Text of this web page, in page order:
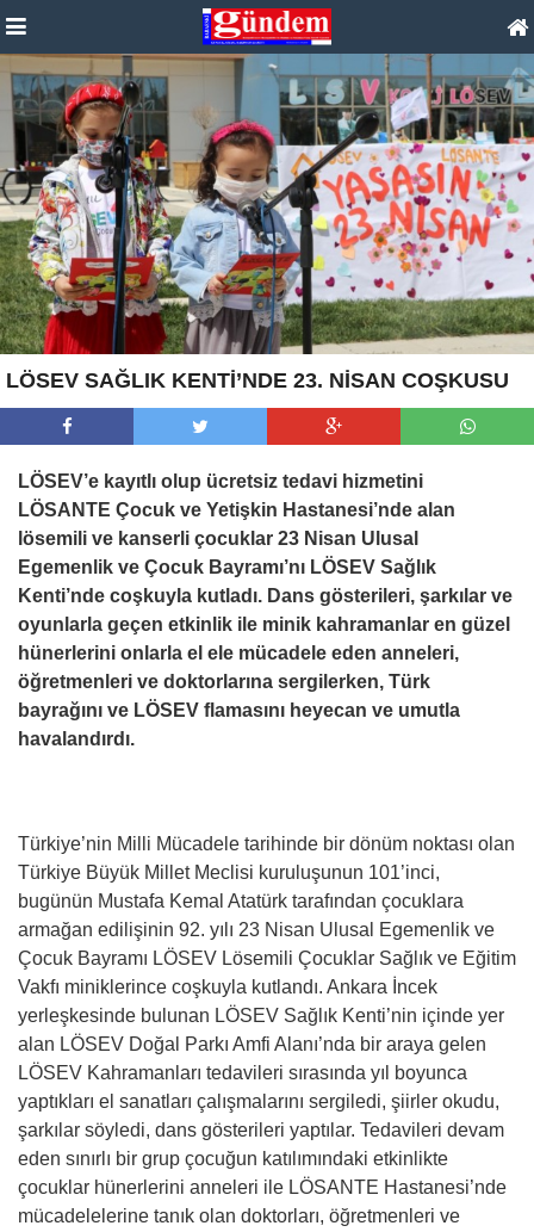
LÖSEV SAĞLIK KENTİ’NDE 23. NİSAN COŞKUSU
LÖSEV’e kayıtlı olup ücretsiz tedavi hizmetini
LÖSANTE Çocuk ve Yetişkin Hastanesi’nde alan
lösemili ve kanserli çocuklar 23 Nisan Ulusal
Egemenlik ve Çocuk Bayramı’nı LÖSEV Sağlık
Kenti’nde coşkuyla kutladı. Dans gösterileri, şarkılar ve
oyunlarla geçen etkinlik ile minik kahramanlar en güzel
hünerlerini onlarla el ele mücadele eden anneleri,
öğretmenleri ve doktorlarına sergilerken, Türk
bayrağını ve LÖSEV flamasını heyecan ve umutla
havalandırdı.
Türkiye’nin Milli Mücadele tarihinde bir dönüm noktası olan
Türkiye Büyük Millet Meclisi kuruluşunun 101’inci,
bugünün Mustafa Kemal Atatürk tarafından çocuklara
armağan edilişinin 92. yılı 23 Nisan Ulusal Egemenlik ve
Çocuk Bayramı LÖSEV Lösemili Çocuklar Sağlık ve Eğitim
Vakfı miniklerince coşkuyla kutlandı. Ankara İncek
yerleşkesinde bulunan LÖSEV Sağlık Kenti’nin içinde yer
alan LÖSEV Doğal Parkı Amfi Alanı’nda bir araya gelen
LÖSEV Kahramanları tedavileri sırasında yıl boyunca
yaptıkları el sanatları çalışmalarını sergiledi, şiirler okudu,
şarkılar söyledi, dans gösterileri yaptılar. Tedavileri devam
eden sınırlı bir grup çocuğun katılımındaki etkinlikte
çocuklar hünerlerini anneleri ile LÖSANTE Hastanesi’nde
mücadelelerine tanık olan doktorları, öğretmenleri ve